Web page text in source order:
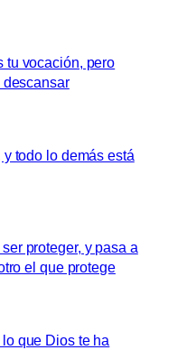
tu vocación, pero
descansar
todo lo demás está
proteger, y pasa a
el que protege
que Dios te ha